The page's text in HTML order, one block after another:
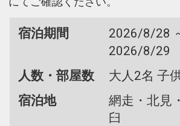
宿泊期間
2026/8/28
2026/8/29
人数・部屋数
大人2名 子
宿泊地
網走・北見
臼